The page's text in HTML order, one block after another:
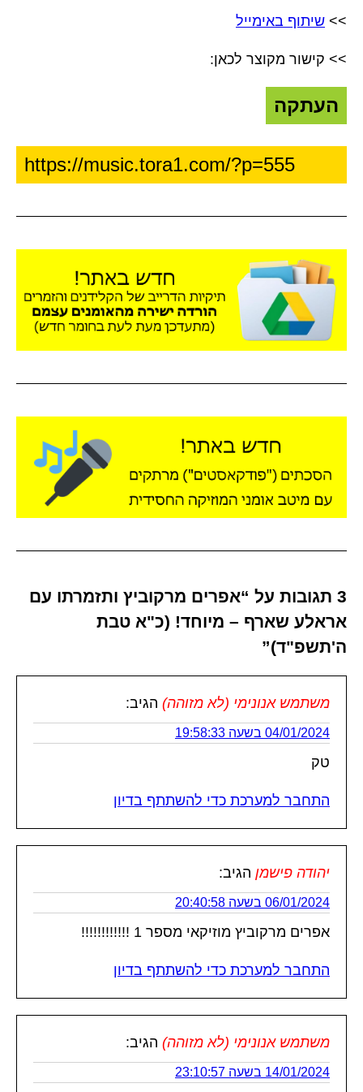
>> שיתוף באימייל
>> קישור מקוצר לכאן:
העתקה
3 תגובות על “אפרים מרקוביץ ותזמרתו עם
אראלע שארף – מיוחד! (כ"א טבת
ה'תשפ"ד)”
משתמש אנונימי (לא מזוהה) הגיב:
04/01/2024 בשעה 19:58:33
טק
התחבר למערכת כדי להשתתף בדיון
יהודה פישמן הגיב:
06/01/2024 בשעה 20:40:58
אפרים מרקוביץ מוזיקאי מספר 1 !!!!!!!!!!!!
התחבר למערכת כדי להשתתף בדיון
משתמש אנונימי (לא מזוהה) הגיב:
14/01/2024 בשעה 23:10:57